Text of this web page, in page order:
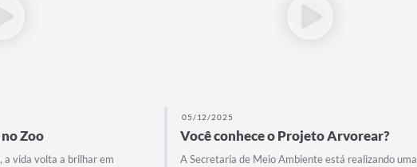
Zoo
a vida volta a brilhar em
05/12/2025
Você conhece o Projeto Arvorear?
A Secretaria de Meio Ambiente está realizando uma